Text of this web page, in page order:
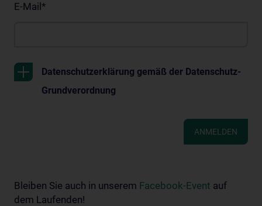
E-Mail *
Datenschutzerklärung gemäß der Datenschutz-
Grundverordnung
ANMELDEN
Bleiben Sie auch in unserem Facebook-Event auf
dem Laufenden!